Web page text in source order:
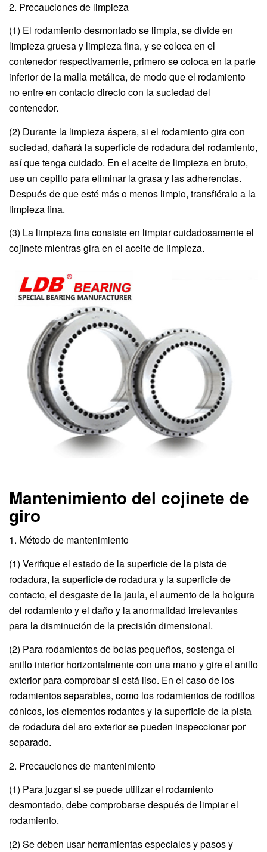
2. Precauciones de limpieza
(1) El rodamiento desmontado se limpia, se divide en
limpieza gruesa y limpieza fina, y se coloca en el
contenedor respectivamente, primero se coloca en la parte
inferior de la malla metálica, de modo que el rodamiento
no entre en contacto directo con la suciedad del
contenedor.
(2) Durante la limpieza áspera, si el rodamiento gira con
suciedad, dañará la superficie de rodadura del rodamiento,
así que tenga cuidado. En el aceite de limpieza en bruto,
use un cepillo para eliminar la grasa y las adherencias.
Después de que esté más o menos limpio, transfiéralo a la
limpieza fina.
(3) La limpieza fina consiste en limpiar cuidadosamente el
cojinete mientras gira en el aceite de limpieza.
Mantenimiento del cojinete de
giro
1. Método de mantenimiento
(1) Verifique el estado de la superficie de la pista de
rodadura, la superficie de rodadura y la superficie de
contacto, el desgaste de la jaula, el aumento de la holgura
del rodamiento y el daño y la anormalidad irrelevantes
para la disminución de la precisión dimensional.
(2) Para rodamientos de bolas pequeños, sostenga el
anillo interior horizontalmente con una mano y gire el anillo
exterior para comprobar si está liso. En el caso de los
rodamientos separables, como los rodamientos de rodillos
cónicos, los elementos rodantes y la superficie de la pista
de rodadura del aro exterior se pueden inspeccionar por
separado.
2. Precauciones de mantenimiento
(1) Para juzgar si se puede utilizar el rodamiento
desmontado, debe comprobarse después de limpiar el
rodamiento.
(2) Se deben usar herramientas especiales y pasos y